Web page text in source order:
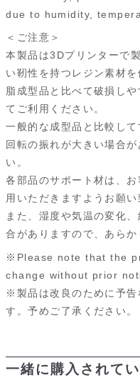
due to humidity,
＜ご注意＞
本製品は3Dプリンターで
い靭性を持つレジン素材
脂成型品と比べて破損し
てご利用ください。
一般的な成型品と比較して
回転の振れが大きい場合
い。
各部品のサポート材は、
用いただきますようお願い
また、湿度や気温の変化
合がありますので、あらか
※Please note that the
change without prior
※製品は改良のために予告
す。予めご了承ください。
一緒に購入されて